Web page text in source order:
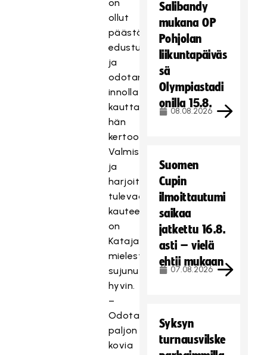
on
ollut
päästä
edustukseen
ja
odotan
innolla
kautta,
hän
kertoo.
Valmistautuminen
ja
harjoittelu
tulevaan
kauteen
on
Katajan
mielestä
sujunut
hyvin.
–
Odotan
paljon
kovia
Salibandy
mukana OP
Pohjolan
liikuntapäiväs
sä
Olympiastadi
onilla 15.8.
08.08.2026
Suomen
Cupin
ilmoittautumi
saikaa
jatkettu 16.8.
asti – vielä
ehtii mukaan
07.08.2026
Syksyn
turnausvilske